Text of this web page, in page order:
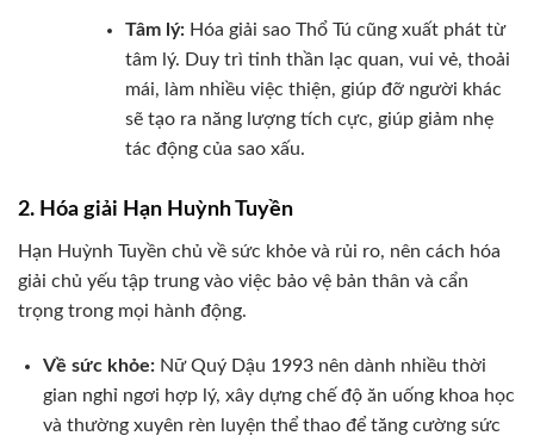
Tâm lý:Hóa giải sao Thổ Tú cũng xuất phát từ
tâm lý. Duy trì tinh thần lạc quan, vui vẻ, thoải
mái, làm nhiều việc thiện, giúp đỡ người khác
sẽ tạo ra năng lượng tích cực, giúp giảm nhẹ
tác động của sao xấu.
2. Hóa giải Hạn Huỳnh Tuyền
Hạn Huỳnh Tuyền chủ về sức khỏe và rủi ro, nên cách hóa
giải chủ yếu tập trung vào việc bảo vệ bản thân và cẩn
trọng trong mọi hành động.
Về sức khỏe:Nữ Quý Dậu 1993 nên dành nhiều thời
gian nghỉ ngơi hợp lý, xây dựng chế độ ăn uống khoa học
và thường xuyên rèn luyện thể thao để tăng cường sức